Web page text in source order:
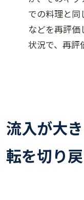
での料理と同
などを再評
状況で、再評
流入が大
転を切り